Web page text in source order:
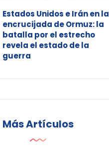
Estados Unidos e Irán en la
encrucijada de Ormuz: la
batalla por el estrecho
revela el estado de la
guerra
Más Artículos